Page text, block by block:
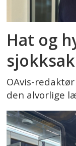
Hat og
sjokksak
OAvis-
den alvorlige